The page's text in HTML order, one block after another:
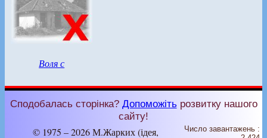
Воля с
Сподобалась сторінка? Допоможіть розвитку нашого
сайту!
© 1975 – 2026 М.Жарких (ідея,
Число завантажень :